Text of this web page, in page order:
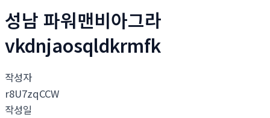
성남 파워맨비아그라
vkdnjaosqldkrmfk
작성자
r8U7zqCCW
작성일